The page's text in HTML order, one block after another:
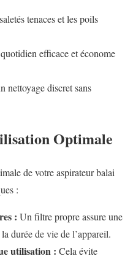
tenaces et les poils
efficace et économe
nettoyage discret sans
Optimale
de votre aspirateur balai
:
: Un filtre propre assure une
durée de vie de l’appareil.
utilisation : Cela évite